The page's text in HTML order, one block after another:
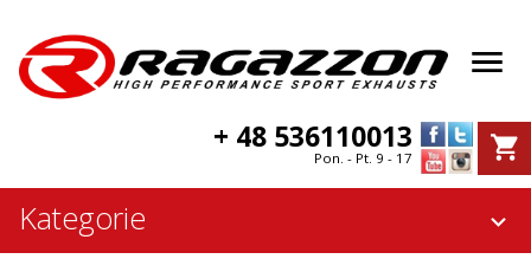
+ 48 536110013
Pon. - Pt. 9 - 17
Kategorie